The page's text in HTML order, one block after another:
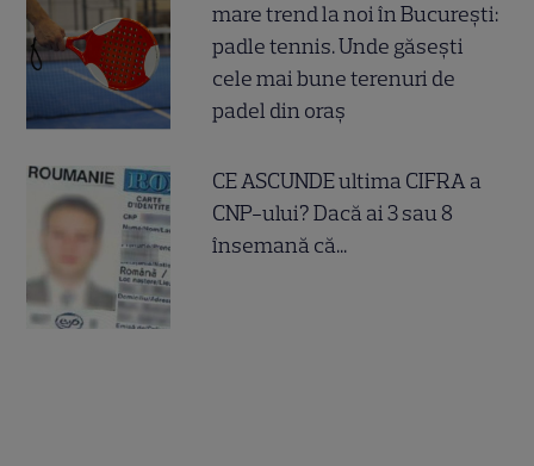
mare trend la noi în București:
padle tennis. Unde găsești
cele mai bune terenuri de
padel din oraș
CE ASCUNDE ultima CIFRA a
CNP-ului? Dacă ai 3 sau 8
însemană că...